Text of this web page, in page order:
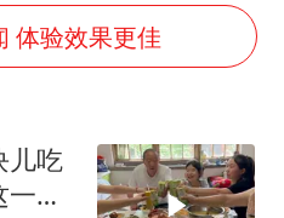
中国女篮70-67险胜尼日利亚女篮
开幕式
韩磊 谁帮谁
础开新局
体验效果更佳
儿吃
饭